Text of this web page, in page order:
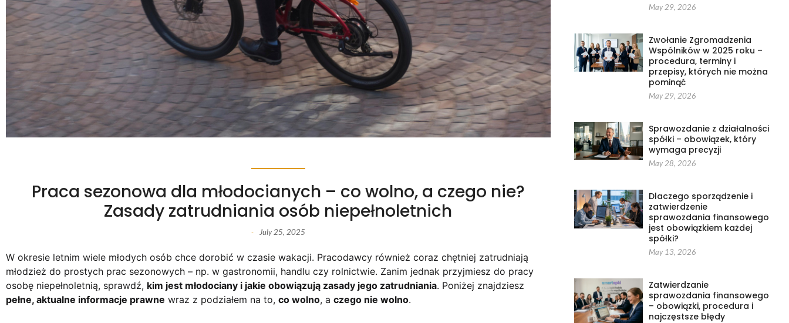
Praca sezonowa dla młodocianych – co wolno, a czego nie?
Zasady zatrudniania osób niepełnoletnich
- July 25, 2025
W okresie letnim wiele młodych osób chce dorobić w czasie wakacji. Pracodawcy również coraz chętniej zatrudniają
młodzież do prostych prac sezonowych – np. w gastronomii, handlu czy rolnictwie. Zanim jednak przyjmiesz do pracy
osobę niepełnoletnią, sprawdź, kim jest młodociany i jakie obowiązują zasady jego zatrudniania. Poniżej znajdziesz
pełne, aktualne informacje prawne wraz z podziałem na to, co wolno, a czego nie wolno.
May 29, 2026
Zwołanie Zgromadzenia
Wspólników w 2025 roku –
procedura, terminy i
przepisy, których nie można
pominąć
May 29, 2026
Sprawozdanie z działalności
spółki – obowiązek, który
wymaga precyzji
May 28, 2026
Dlaczego sporządzenie i
zatwierdzenie
sprawozdania finansowego
jest obowiązkiem każdej
spółki?
May 13, 2026
Zatwierdzanie
sprawozdania finansowego
– obowiązki, procedura i
najczęstsze błędy